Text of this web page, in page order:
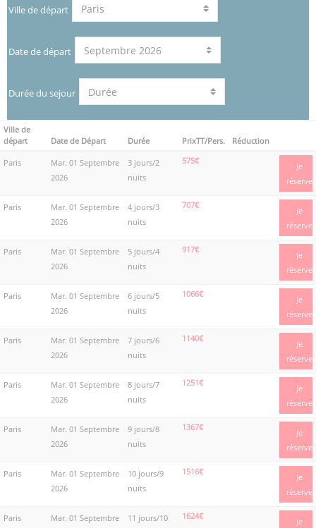
Ville de départ
Date de départ
Durée du sejour
Ville de
départ
Date de Départ Durée PrixTT/Pers. Réduction
Paris
Mar. 01 Septembre
2026
3 jours/2
nuits
575€
Je
réserve
Paris
Mar. 01 Septembre
2026
4 jours/3
nuits
707€
Je
réserve
Paris
Mar. 01 Septembre
2026
5 jours/4
nuits
917€
Je
réserve
Paris
Mar. 01 Septembre
2026
6 jours/5
nuits
1066€
Je
réserve
Paris
Mar. 01 Septembre
2026
7 jours/6
nuits
1140€
Je
réserve
Paris
Mar. 01 Septembre
2026
8 jours/7
nuits
1251€
Je
réserve
Paris
Mar. 01 Septembre
2026
9 jours/8
nuits
1367€
Je
réserve
Paris
Mar. 01 Septembre
2026
10 jours/9
nuits
1516€
Je
réserve
Paris
Mar. 01 Septembre
11 jours/10
1624€
Je